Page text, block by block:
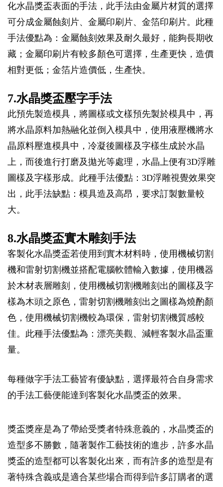
化水晶獎盃表面的手法，此手法由金屬片材質的選擇
可分成金屬蝕刻片、金屬印刷片、金箔印刷片。此種
手法優點為：金屬蝕刻效果及耐久最好，能夠長期收
藏；金屬印刷片有較多顏色可選擇，生產更快，造價
相對更低；金箔片造價低，生產快。
7.水晶獎盃壓字手法
此預先製造模具，將圖樣或文樣預先製於模具中，再
將水晶原料加熱融化並倒入模具中，使用液壓機將水
晶原料壓進模具中，冷凝後圖樣及字樣生成於水晶
上，而後進行打磨及拋光等處理，水晶上便有3D浮雕
圖樣及字樣形成。此種手法優點：3D浮雕視覺效果突
出，此手法缺點：模具造及高昂，要求訂製數量較
大。
8.水晶獎盃實木雕刻手法
客製化水晶獎盃若使用到實木材料時，使用機械切割
機和雷射切割機並搭配電腦軟體輸入數據，使用機器
於木材表層雕刻，使用機械切割機雕刻出的圖樣及字
樣為木頭之原色，雷射切割機雕刻出之圖樣為燒酌顏
色，使用機械切割機較為環保，雷射切割機質感較
佳。此種手法優點為：漂亮美觀、減輕客製水晶盃重
量。
每種做字手法工藝皆有優缺點，選擇最符合自身需求
的手法工藝便能達到客製化水晶獎盃的效果。
獎盃獎座是為了帶給受獎者特殊意義的，水晶獎盃的
造型多不勝數，隨著製作工藝技術的進步，許多水晶
獎盃的造型都可以客製化出來，而有許多的造型是有
著特殊含義或是適合某些場合而得到許多訂購者的選